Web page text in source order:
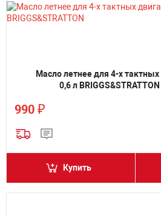
Масло летнее для 4-х тактных
0,6 л
990 ₽
Купить